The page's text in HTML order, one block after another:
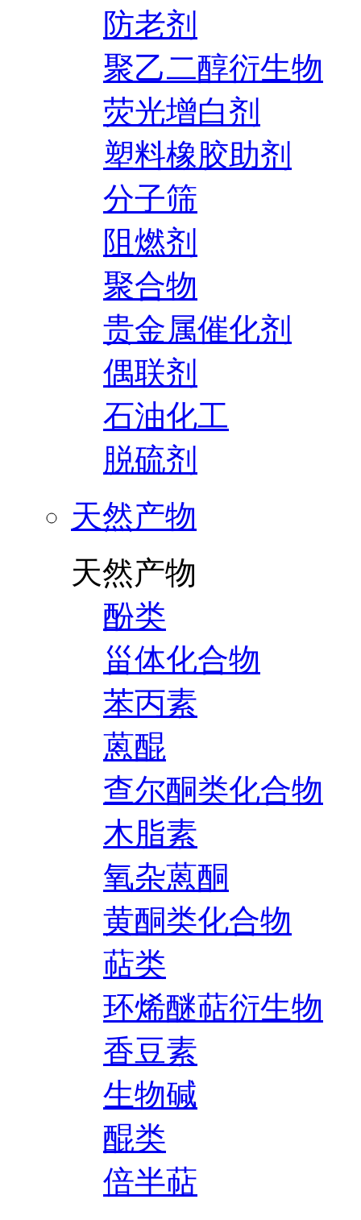
防老剂
聚乙二醇衍生物
荧光增白剂
塑料橡胶助剂
分子筛
阻燃剂
聚合物
贵金属催化剂
偶联剂
石油化工
脱硫剂
天然产物
天然产物
酚类
甾体化合物
苯丙素
蒽醌
查尔酮类化合物
木脂素
氧杂蒽酮
黄酮类化合物
萜类
环烯醚萜衍生物
香豆素
生物碱
醌类
倍半萜